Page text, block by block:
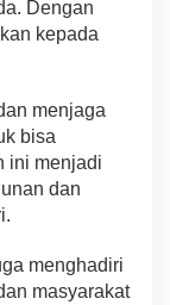
Dengan
kepada
menjaga
bisa
ini menjadi
dan
menghadiri
masyarakat